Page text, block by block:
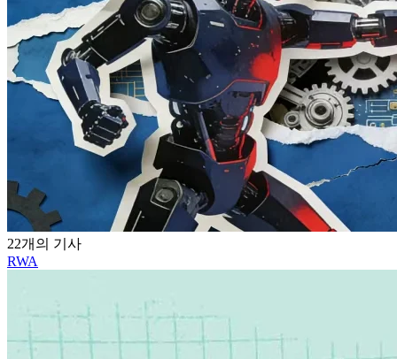
22개의 기사
RWA